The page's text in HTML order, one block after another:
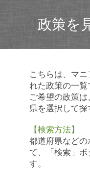
政策を
こちらは、マ
れた政策の一覧
ご希望の政策
県を選択して探
【検索方法】
都道府県など
て、「検索」ボ
す。